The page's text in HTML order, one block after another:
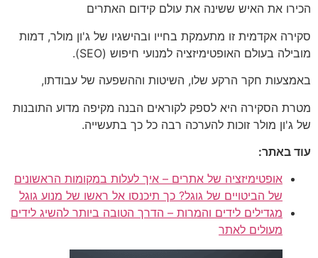
הכירו את האיש ששינה את עולם קידום האתרים
סקירה אקדמית זו מתעמקת בחייו ובהישגיו של ג'ון מולר, דמות
מובילה בעולם האופטימיזציה למנועי חיפוש (SEO).
באמצעות חקר הרקע שלו, השיטות וההשפעה של עבודתו,
מטרת הסקירה היא לספק לקוראים הבנה מקיפה מדוע התובנות
של ג'ון מולר זוכות להערכה רבה כל כך בתעשייה.
עוד באתר:
אופטימיזציה של אתרים – איך לעלות במקומות הראשונים
של הביטויים של גוגל? כך תיכנסו אל ראשו של מנוע גוגל
מגדילים לידים והמרות – הדרך הטובה ביותר להשיג לידים
מעולים לאתר